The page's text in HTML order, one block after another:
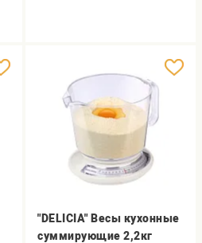
"DELICIA" Весы кухонные
суммирующие 2,2кг